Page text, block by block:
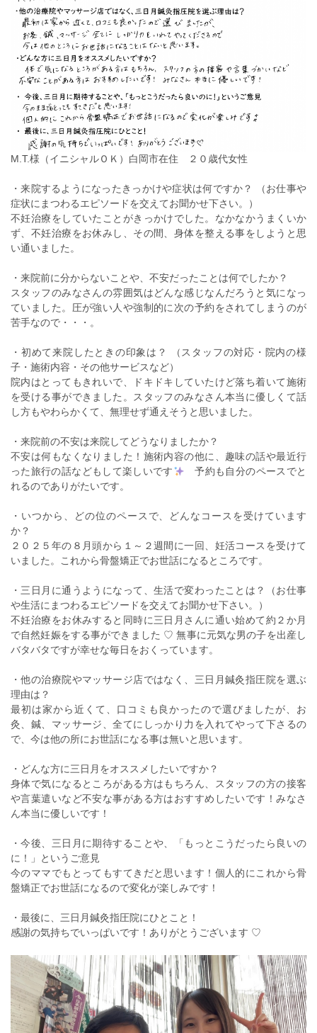
M.T.様（イニシャルＯＫ）白岡市在住 ２０歳代女性
・来院するようになったきっかけや症状は何ですか？ （お仕事や
症状にまつわるエピソードを交えてお聞かせ下さい。）
不妊治療をしていたことがきっかけでした。なかなかうまくいか
ず、不妊治療をお休みし、その間、身体を整える事をしようと思
い通いました。
・来院前に分からないことや、不安だったことは何でしたか？
スタッフのみなさんの雰囲気はどんな感じなんだろうと気になっ
ていました。圧が強い人や強制的に次の予約をされてしまうのが
苦手なので・・・。
・初めて来院したときの印象は？ （スタッフの対応・院内の様
子・施術内容・その他サービスなど）
院内はとってもきれいで、ドキドキしていたけど落ち着いて施術
を受ける事ができました。スタッフのみなさん本当に優しくて話
し方もやわらかくて、無理せず通えそうと思いました。
・来院前の不安は来院してどうなりましたか？
不安は何もなくなりました！施術内容の他に、趣味の話や最近行
った旅行の話などもして楽しいです
予約も自分のペースでと
れるのでありがたいです。
・いつから、どの位のペースで、どんなコースを受けています
か？
２０２５年の８月頭から１～２週間に一回、妊活コースを受けて
いました。これから骨盤矯正でお世話になるところです。
・三日月に通うようになって、生活で変わったことは？（お仕事
や生活にまつわるエピソードを交えてお聞かせ下さい。）
不妊治療をお休みすると同時に三日月さんに通い始めて約２か月
で自然妊娠をする事ができました ♡ 無事に元気な男の子を出産し
バタバタですが幸せな毎日をおくっています。
・他の治療院やマッサージ店ではなく、三日月鍼灸指圧院を選ぶ
理由は？
最初は家から近くて、口コミも良かったので選びましたが、お
灸、鍼、マッサージ、全てにしっかり力を入れてやって下さるの
で、今は他の所にお世話になる事は無いと思います。
・どんな方に三日月をオススメしたいですか？
身体で気になるところがある方はもちろん、スタッフの方の接客
や言葉遣いなど不安な事がある方はおすすめしたいです！みなさ
ん本当に優しいです！
・今後、三日月に期待することや、「もっとこうだったら良いの
に！」というご意見
今のママでもとってもすてきだと思います！個人的にこれから骨
盤矯正でお世話になるので変化が楽しみです！
・最後に、三日月鍼灸指圧院にひとこと！
感謝の気持ちでいっぱいです！ありがとうございます ♡